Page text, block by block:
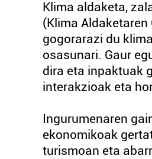
Klima aldaketa,
(Klima
gogorarazi du
osasunari. Gaur
dira eta inpaktuak
interakzioak eta
Ingurumenaren
ekonomikoak
turismoan eta